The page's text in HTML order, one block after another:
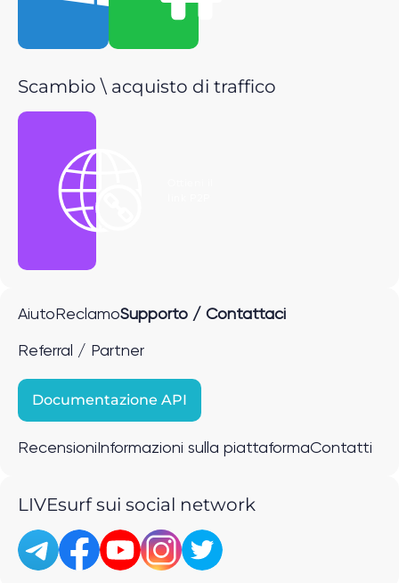
Scambio \ acquisto di traffico
Aiuto ReclamoSupporto / Contattaci
Referral / Partner
Documentazione API
Recensioni Informazioni sulla piattaformaContatti
LIVEsurf sui social network